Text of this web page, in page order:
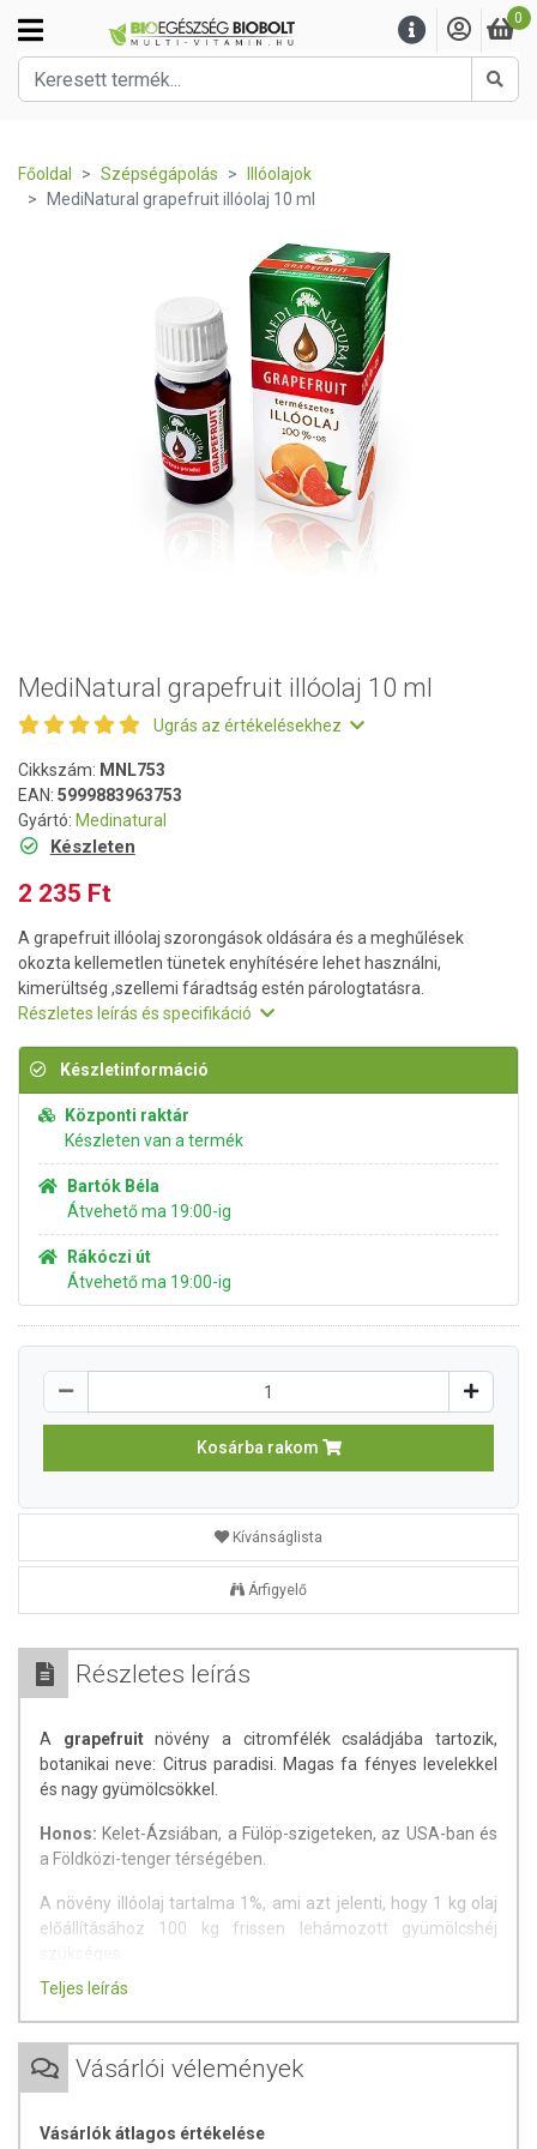
0
Főoldal Szépségápolás
Illóolajok
MediNatural grapefruit illóolaj 10 ml
MediNatural grapefruit illóolaj 10 ml
Ugrás az értékelésekhez
Cikkszám: MNL753
EAN: 5999883963753
Gyártó: Medinatural
Készleten
2 235 Ft
A grapefruit illóolaj szorongások oldására és a meghűlések
okozta kellemetlen tünetek enyhítésére lehet használni,
kimerültség ,szellemi fáradtság estén párologtatásra.
Részletes leírás és specifikáció
Készletinformáció
Központi raktár
Készleten van a termék
Bartók Béla
Átvehető ma 19:00-ig
Rákóczi út
Átvehető ma 19:00-ig
Kosárba rakom
Kívánságlista
Árfigyelő
Részletes leírás
A grapefruitnövény a citromfélék családjába tartozik,
botanikai neve: Citrus paradisi. Magas fa fényes levelekkel
és nagy gyümölcsökkel.
Honos: Kelet-Ázsiában, a Fülöp-szigeteken, az USA-ban és
a Földközi-tenger térségében.
A növény illóolaj tartalma 1%, ami azt jelenti, hogy 1 kg olaj
előállításához 100 kg frissen lehámozott gyümölcshéj
Agrapefruit illóolaj
nyerik ki. Az illóolaj fő alkotórésze a citrus-olajokra jellemző
limonén.
Agrapefruit illóolaj
kimerültség ,szellemi fáradtság estén párologtatásra.
Teljes leírás
Vásárlói vélemények
Vásárlók átlagos értékelése